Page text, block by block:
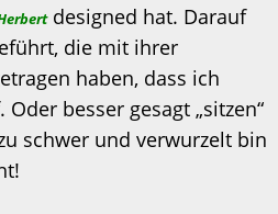
designed hat. Darauf
die mit ihrer
haben, dass ich
besser gesagt „sitzen“
schwer und verwurzelt bin